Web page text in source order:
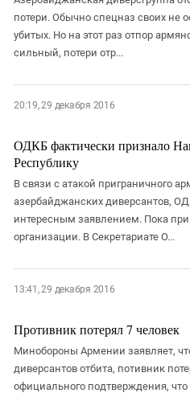
потери. Обычно спецназ своих не
убитых. Но на этот раз отпор
сильный, потери отр...
20:19, 29 декабря 2016
ОДКБ фактически признало
Республику
В связи с атакой приграничного
азербайджанских диверсантов,
интересным заявлением. Пока
организации. В Секретариате О...
13:41, 29 декабря 2016
Противник потерял 7 человек
Минобороны Армении заявляет,
диверсантов отбита, потивник
официального подтверждения,